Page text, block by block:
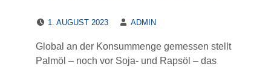
1. AUGUST 2023
ADMIN
Global an der Konsummenge gemessen stellt
Palmöl – noch vor Soja- und Rapsöl – das